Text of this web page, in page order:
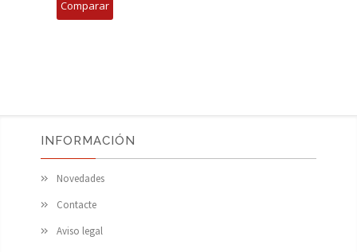
INFORMACIÓN
Novedades
Contacte
Aviso legal